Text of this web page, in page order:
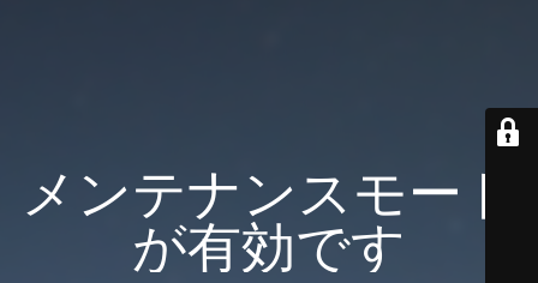
メンテナンスモード
が有効です